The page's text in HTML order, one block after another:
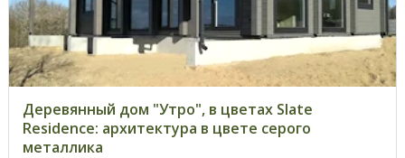
Деревянный дом "Утро", в цветах Slate
Residence: архитектура в цвете серого
металлика